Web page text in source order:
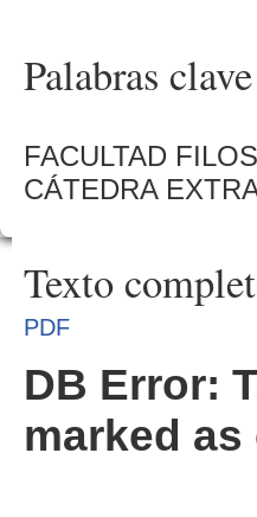
Palabras clave
FACULTAD
CÁTEDRA
Texto
PDF
DB Error:
marked